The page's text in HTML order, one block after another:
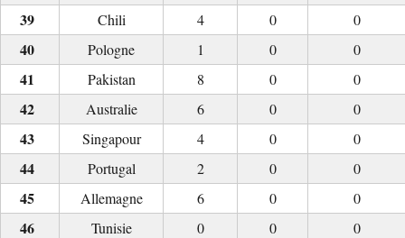
Chili
4 0
0
Pologne
1 0
0
Pakistan
8 0
0
Australie
6 0
0
Singapour
4 0
0
Portugal
2 0
0
Allemagne
6 0
0
Tunisie
0 0
0